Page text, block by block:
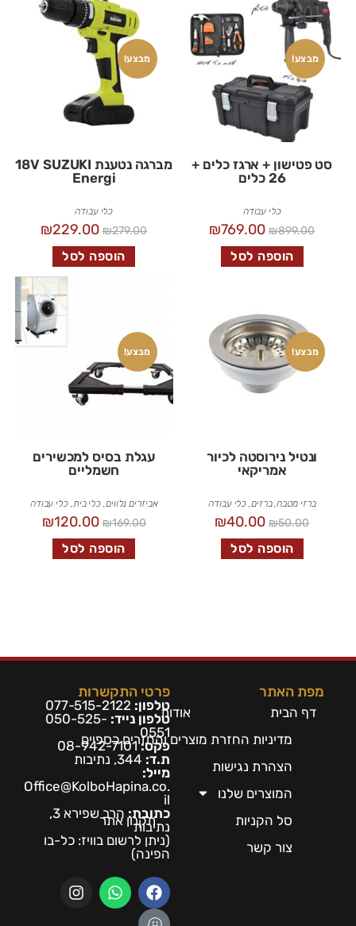
מבצע!
סט פטישון + ארגז כלים +
26 כלים
כלי עבודה
₪899.00
₪769.00
הוספה לסל
מבצע!
מברגה נטענת 18V SUZUKI
Energi
כלי עבודה
₪279.00
₪229.00
הוספה לסל
מבצע!
ונטיל נירוסטה לכיור
אמריקאי
ברזי מטבח,ברזים, כלי עבודה
₪50.00
₪40.00
הוספה לסל
מבצע!
עגלת בסיס למכשירים
חשמליים
אביזרים נלווים, כלי בית,כלי עבודה
₪169.00
₪120.00
הוספה לסל
מפת האתר
דף הבית
אודות
מדיניות החזרת מוצרים והחזרים כספיים
הצהרת נגישות
המוצרים שלנו
סל הקניות
תקנון אתר
צור קשר
פרטי התקשרות
טלפון: 077-515-2122
טלפון נייד: 050-525-
0551
פקס:08-942-7101
ת.ד:
מייל:
Office@KolboHapina.co.
il
כתובת:
הרב שפירא 3,
נתיבות
(ניתן לרשום בוויז: כל-בו
הפינה)